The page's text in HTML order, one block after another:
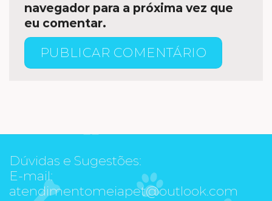
navegador para a próxima vez que
eu comentar.
Dúvidas e Sugestões:
E-mail:
atendimentomeiapet@outlook.com